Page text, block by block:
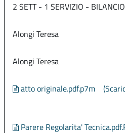
2 SETT - 1 SERVIZIO -
Alongi Teresa
Alongi Teresa
atto originale.pdf.p7m
Parere Regolarita'